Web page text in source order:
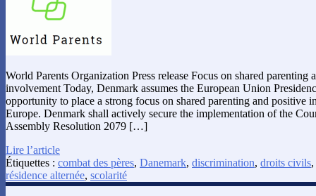
World Parents Organization Press release Focus on shared parenting
involvement Today, Denmark assumes the European Union
opportunity to place a strong focus on shared parenting and positive
Europe. Denmark shall actively secure the implementation of the
Assembly Resolution 2079 […]
Lire l’article
Étiquettes : combat des pères, Danemark, discrimination, droits civils,
résidence alternée, scolarité